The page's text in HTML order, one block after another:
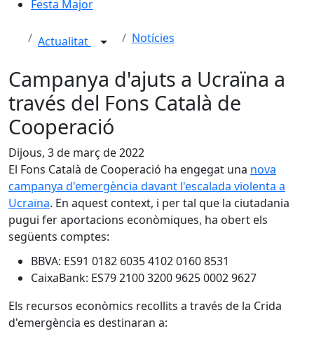
Festa Major
Actualitat Notícies
Campanya d'ajuts a Ucraïna a
través del Fons Català de
Cooperació
Dijous, 3 de març de 2022
El Fons Català de Cooperació ha engegat una nova
campanya d'emergència davant l'escalada violenta a
Ucraïna. En aquest context, i per tal que la ciutadania
pugui fer aportacions econòmiques, ha obert els
següents comptes:
BBVA: ES91 0182 6035 4102 0160 8531
CaixaBank: ES79 2100 3200 9625 0002 9627
Els recursos econòmics recollits a través de la Crida
d'emergència es destinaran a: